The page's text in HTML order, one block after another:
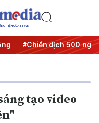
TIỆN CỦA TTXVN
#Chiến dịch 500 ngày đêm
tạo video